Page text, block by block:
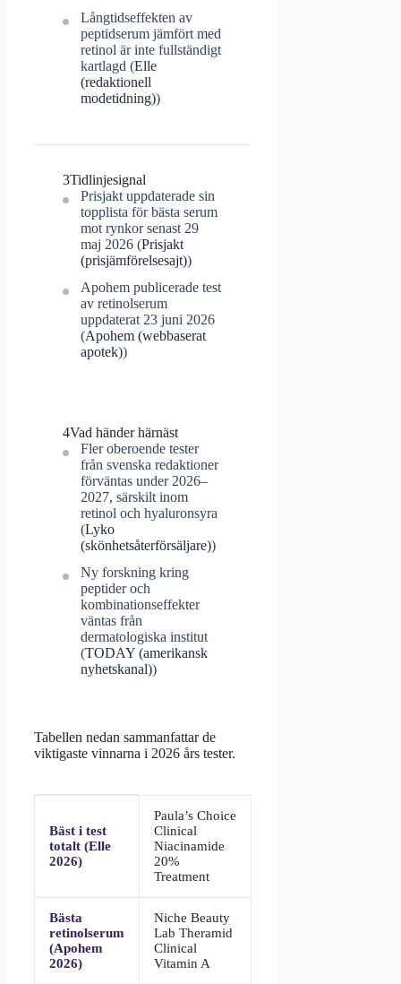
Långtidseffekten av
peptidserum jämfört med
retinol är inte fullständigt
kartlagd (Elle
(redaktionell
modetidning))
3Tidlinjesignal
Prisjakt uppdaterade sin
topplista för bästa serum
mot rynkor senast 29
maj 2026 (Prisjakt
(prisjämförelsesajt))
Apohem publicerade test
av retinolserum
uppdaterat 23 juni 2026
(Apohem (webbaserat
apotek))
4Vad händer härnäst
Fler oberoende tester
från svenska redaktioner
förväntas under 2026–
2027, särskilt inom
retinol och hyaluronsyra
(Lyko
(skönhetsåterförsäljare))
Ny forskning kring
peptider och
kombinationseffekter
väntas från
dermatologiska institut
(TODAY (amerikansk
nyhetskanal))
Tabellen nedan sammanfattar de
viktigaste vinnarna i 2026 års tester.
serum
bäst
Bäst i test
totalt (Elle
2026)
Paula’s Choice
Clinical
Niacinamide
20%
Treatment
Bästa
retinolserum
(Apohem
2026)
Niche Beauty
Lab Theramid
Clinical
Vitamin A